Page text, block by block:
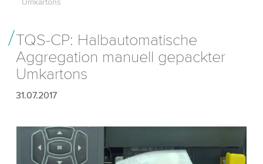
Umkartons
TQS-CP: Halbautomatische
Aggregation manuell gepackter
Umkartons
31.07.2017
Wir benötigen Ihre Zustimmung, um den
YouTube-Videodienst zu laden!